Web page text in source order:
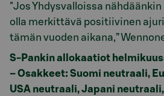
"Jos Yhdysvalloissa
olla merkittävä positiivinen
tämän vuoden aikana,”
S-Pankin allokaatiot
– Osakkeet: Suomi neutraali,
USA neutraali, Japani